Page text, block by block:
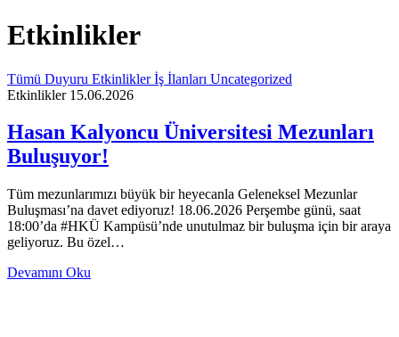
Etkinlikler
Tümü Duyuru Etkinliklerİş İlanları Uncategorized
Etkinlikler 15.06.2026
Hasan Kalyoncu Üniversitesi Mezunları
Buluşuyor!
Tüm mezunlarımızı büyük bir heyecanla Geleneksel Mezunlar
Buluşması’na davet ediyoruz! 18.06.2026 Perşembe günü, saat
18:00’da #HKÜ Kampüsü’nde unutulmaz bir buluşma için bir araya
geliyoruz. Bu özel…
Devamını Oku